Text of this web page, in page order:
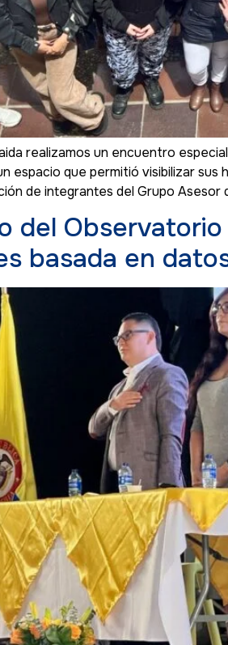
realizamos un encuentro
espacio que permitió visibilizar
de integrantes del Grupo
del
basada en